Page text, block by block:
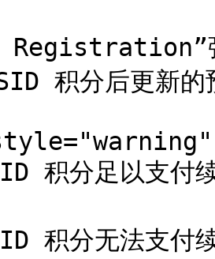
Registration”
积分后更新的
积分足以支付
积分无法支付